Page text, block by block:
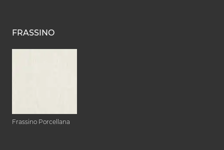
FRASSINO
Frassino Porcellana